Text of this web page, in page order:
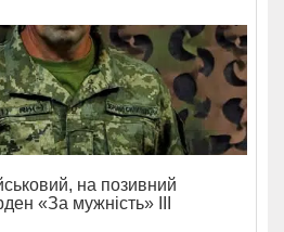
на позивний
«За мужність» ІІІ